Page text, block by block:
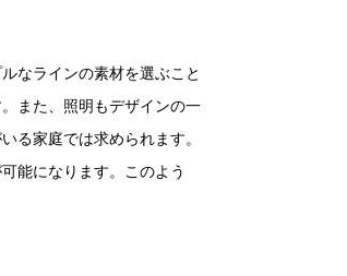
なラインの素材を選ぶこと
また、照明もデザインの一
る家庭では求められます。
能になります。このよう